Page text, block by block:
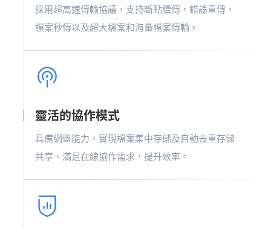
採用超高速傳輸協議，支持斷點續傳，錯誤重傳，
檔案秒傳以及超大檔案和海量檔案傳輸。
靈活的協作模式
具備網盤能力，實現檔案集中存儲及自動去重存儲
共享，滿足在線協作需求，提升效率。